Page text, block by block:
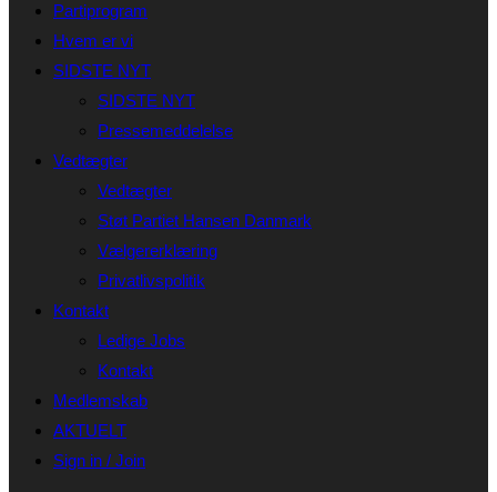
Partiprogram
Hvem er vi
SIDSTE NYT
SIDSTE NYT
Pressemeddelelse
Vedtægter
Vedtægter
Støt Partiet Hansen Danmark
Vælgererklæring
Privatlivspolitik
Kontakt
Ledige Jobs
Kontakt
Medlemskab
AKTUELT
Sign in / Join